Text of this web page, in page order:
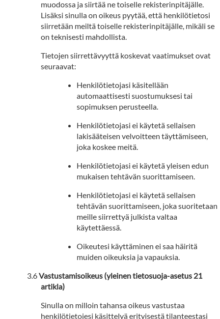
muodossa ja siirtää ne toiselle rekisterinpitäjälle.
Lisäksi sinulla on oikeus pyytää, että henkilötietosi
siirretään meiltä toiselle rekisterinpitäjälle, mikäli se
on teknisesti mahdollista.
Tietojen siirrettävyyttä koskevat vaatimukset ovat
seuraavat:
Henkilötietojasi käsitellään
automaattisesti suostumuksesi tai
sopimuksen perusteella.
Henkilötietojasi ei käytetä sellaisen
lakisääteisen velvoitteen täyttämiseen,
joka koskee meitä.
Henkilötietojasi ei käytetä yleisen edun
mukaisen tehtävän suorittamiseen.
Henkilötietojasi ei käytetä sellaisen
tehtävän suorittamiseen, joka suoritetaan
meille siirrettyä julkista valtaa
käytettäessä.
Oikeutesi käyttäminen ei saa häiritä
muiden oikeuksia ja vapauksia.
Vastustamisoikeus (yleinen tietosuoja-asetus 21
artikla)
Sinulla on milloin tahansa oikeus vastustaa
henkilötietojesi käsittelyä erityisestä tilanteestasi